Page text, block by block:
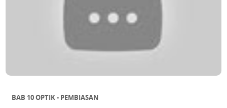
BAB 10 OPTIK - PEMBIASAN